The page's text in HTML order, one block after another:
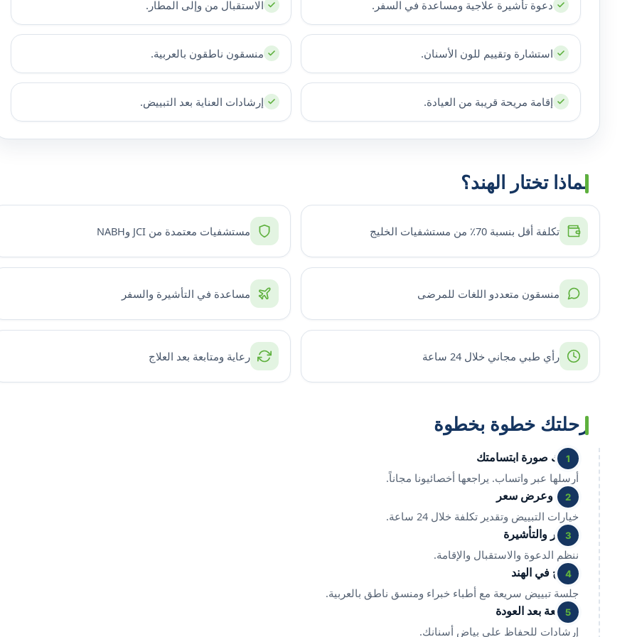
دعوة تأشيرة علاجية ومساعدة في السفر. الاستقبال من وإلى المطار.
استشارة وتقييم للون الأسنان. منسقون ناطقون بالعربية.
إقامة مريحة قريبة من العيادة. إرشادات العناية بعد التبييض.
لماذا تختار الهند؟
تكلفة أقل بنسبة 70٪ من مستشفيات الخليج مستشفيات معتمدة من JCI وNABH
منسقون متعددو اللغات للمرضى مساعدة في التأشيرة والسفر
رأي طبي مجاني خلال 24 ساعة رعاية ومتابعة بعد العلاج
رحلتك خطوة بخطوة
1
شارك صورة ابتسامتك
أرسلها عبر واتساب. يراجعها أخصائيونا مجاناً.
2
خطة وعرض سعر
خيارات التبييض وتقدير تكلفة خلال 24 ساعة.
3
السفر والتأشيرة
ننظم الدعوة والاستقبال والإقامة.
4
العلاج في الهند
جلسة تبييض سريعة مع أطباء خبراء ومنسق ناطق بالعربية.
5
المتابعة بعد العودة
إرشادات للحفاظ على بياض أسنانك.